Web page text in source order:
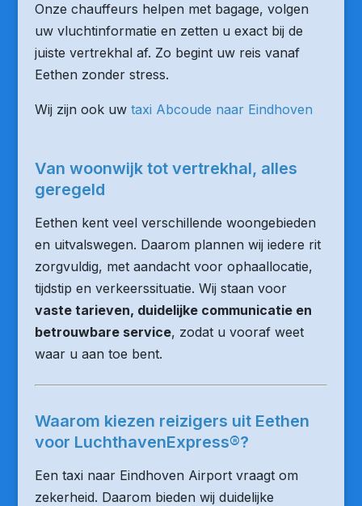
Onze chauffeurs helpen met bagage, volgen
uw vluchtinformatie en zetten u exact bij de
juiste vertrekhal af. Zo begint uw reis vanaf
Eethen zonder stress.
Wij zijn ook uw taxi Abcoude naar Eindhoven
Van woonwijk tot vertrekhal, alles
geregeld
Eethen kent veel verschillende woongebieden
en uitvalswegen. Daarom plannen wij iedere rit
zorgvuldig, met aandacht voor ophaallocatie,
tijdstip en verkeerssituatie. Wij staan voor
vaste tarieven, duidelijke communicatie en
betrouwbare service, zodat u vooraf weet
waar u aan toe bent.
Waarom kiezen reizigers uit Eethen
voor LuchthavenExpress®?
Een taxi naar Eindhoven Airport vraagt om
zekerheid. Daarom bieden wij duidelijke